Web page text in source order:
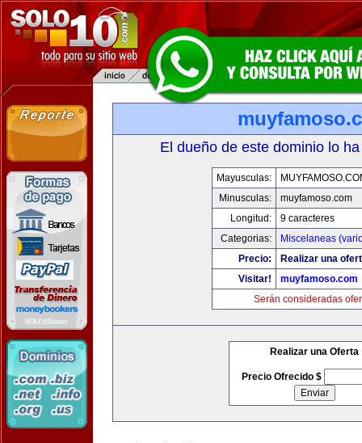
El dueño de este dominio lo
Mayusculas:
Minusculas:
muyfamoso.com
Longitud:
9 caracteres
Categorias:
Miscelaneas
Precio:
Realizar una
Visitar!
muyfamoso.com
Serán consideradas
Realizar una Oferta
Precio Ofrecido $